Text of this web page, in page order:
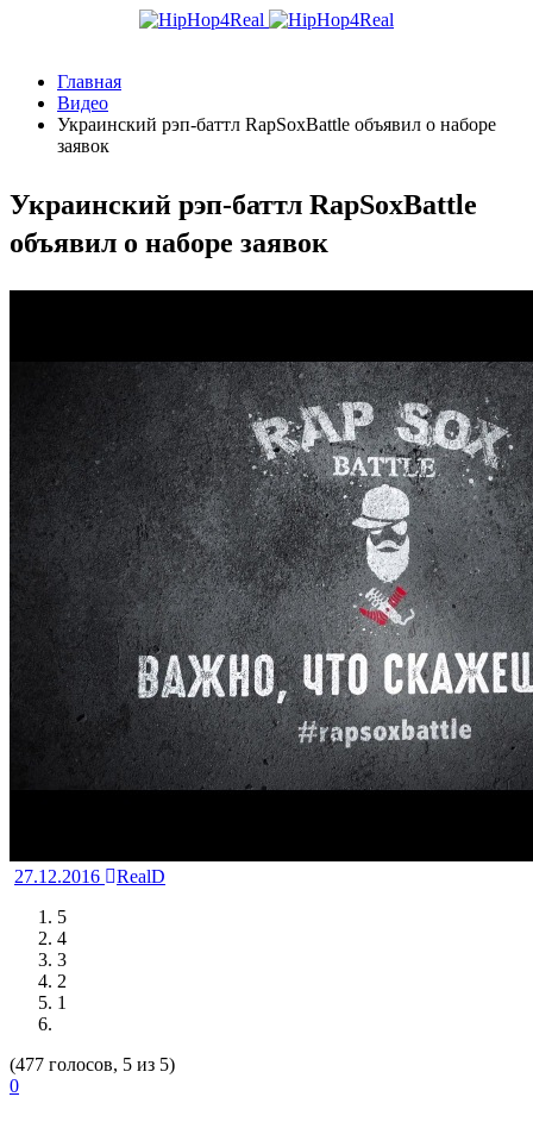
Главная
Видео
Украинский рэп-баттл RapSoxBattle объявил о наборе
заявок
Украинский рэп-баттл RapSoxBattle
объявил о наборе заявок
27.12.2016
RealD
5
4
3
2
1
(477 голосов, 5 из 5)
0